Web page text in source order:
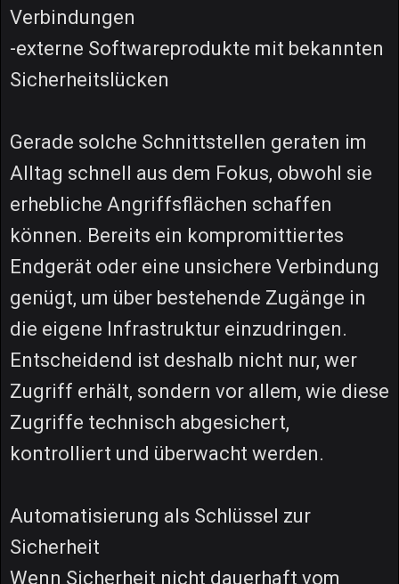
Verbindungen
-externe Softwareprodukte mit bekannten
Sicherheitslücken
Gerade solche Schnittstellen geraten im
Alltag schnell aus dem Fokus, obwohl sie
erhebliche Angriffsflächen schaffen
können. Bereits ein kompromittiertes
Endgerät oder eine unsichere Verbindung
genügt, um über bestehende Zugänge in
die eigene Infrastruktur einzudringen.
Entscheidend ist deshalb nicht nur, wer
Zugriff erhält, sondern vor allem, wie diese
Zugriffe technisch abgesichert,
kontrolliert und überwacht werden.
Automatisierung als Schlüssel zur
Sicherheit
Wenn Sicherheit nicht dauerhaft vom